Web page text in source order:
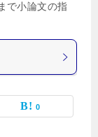
で小論文の指
0